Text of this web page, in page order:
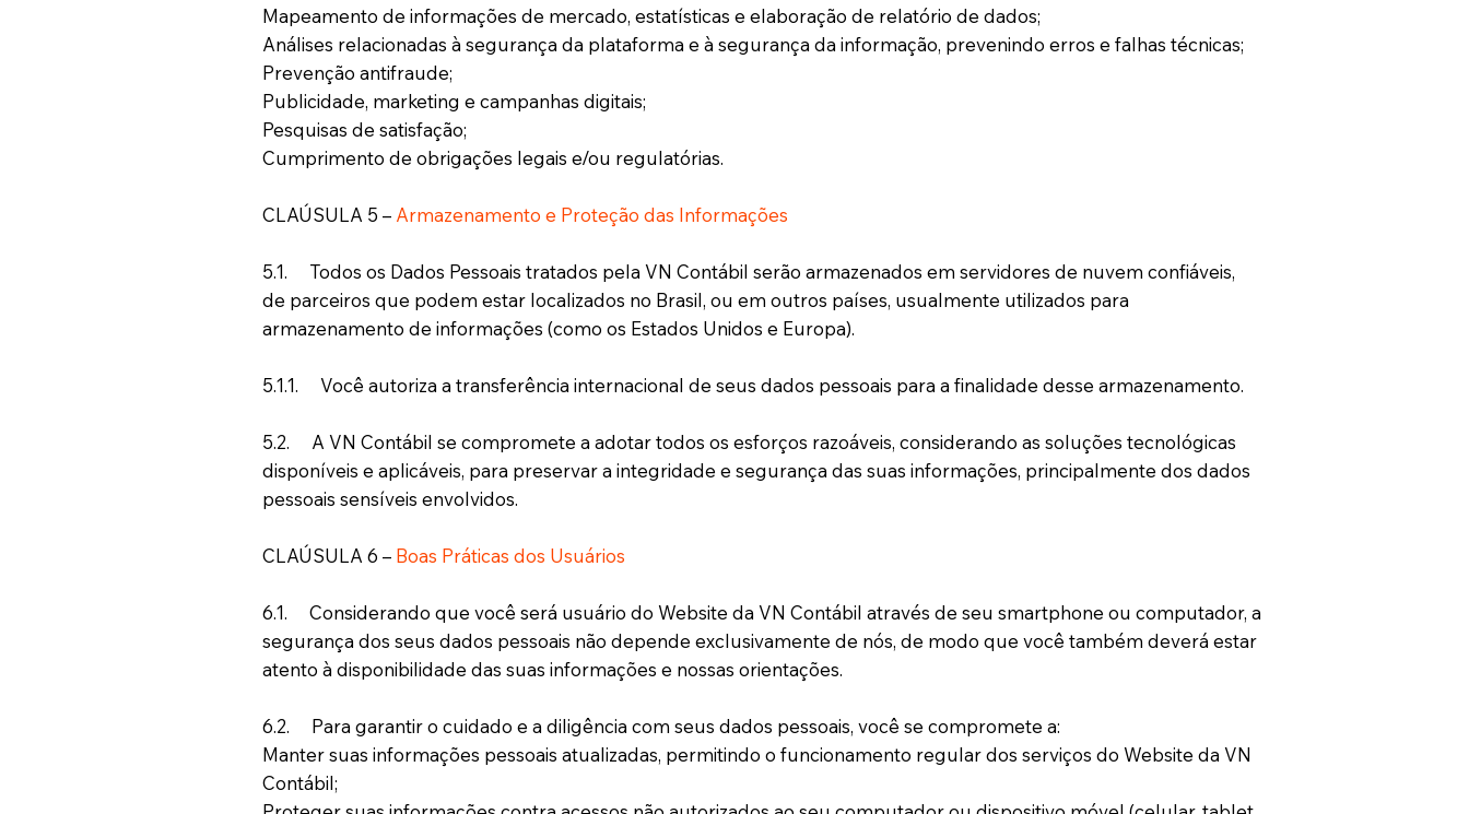
Mapeamento de informações de mercado, estatísticas e elaboração de relatório de dados;
Análises relacionadas à segurança da plataforma e à segurança da informação, prevenindo erros e falhas técnicas;
Prevenção antifraude;
Publicidade, marketing e campanhas digitais;
Pesquisas de satisfação;
Cumprimento de obrigações legais e/ou regulatórias.
CLAÚSULA 5 – Armazenamento e Proteção das Informações
5.1. Todos os Dados Pessoais tratados pela VN Contábil serão armazenados em servidores de nuvem confiáveis,
de parceiros que podem estar localizados no Brasil, ou em outros países, usualmente utilizados para
armazenamento de informações (como os Estados Unidos e Europa).
5.1.1. Você autoriza a transferência internacional de seus dados pessoais para a finalidade desse armazenamento.
5.2. A VN Contábil se compromete a adotar todos os esforços razoáveis, considerando as soluções tecnológicas
disponíveis e aplicáveis, para preservar a integridade e segurança das suas informações, principalmente dos dados
pessoais sensíveis envolvidos.
CLAÚSULA 6 –Boas Práticas dos Usuários
6.1. Considerando que você será usuário do Website da VN Contábil através de seu smartphone ou computador, a
segurança dos seus dados pessoais não depende exclusivamente de nós, de modo que você também deverá estar
atento à disponibilidade das suas informações e nossas orientações.
6.2. Para garantir o cuidado e a diligência com seus dados pessoais, você se compromete a:
Manter suas informações pessoais atualizadas, permitindo o funcionamento regular dos serviços do Website da VN
Contábil;